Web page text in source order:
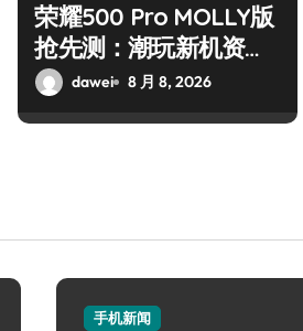
荣耀500 Pro MOLLY版
抢先测：潮玩新机资讯
+神操作技巧大公开
dawei 8 月 8, 2026
手机新闻